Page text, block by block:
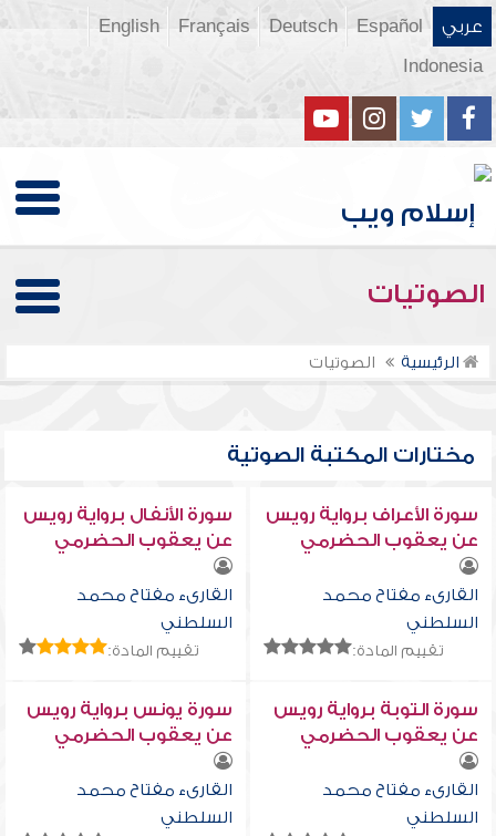
عربي Español
Deutsch
Français
English
Indonesia
الصوتيات
الرئيسية الصوتيات
مختارات المكتبة الصوتية
سورة الأعراف برواية رويس
عن يعقوب الحضرمي
القارىء مفتاح محمد
السلطني
تقييم المادة:
سورة الأنفال برواية رويس
عن يعقوب الحضرمي
القارىء مفتاح محمد
السلطني
تقييم المادة:
سورة التوبة برواية رويس
عن يعقوب الحضرمي
القارىء مفتاح محمد
السلطني
سورة يونس برواية رويس
عن يعقوب الحضرمي
القارىء مفتاح محمد
السلطني